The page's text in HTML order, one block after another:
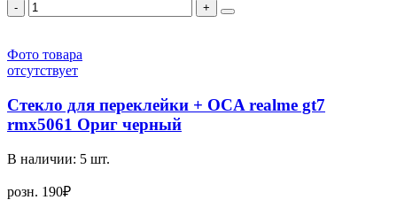
-
+
Фото товара
отсутствует
Стекло для переклейки + OCA realme gt7
rmx5061 Ориг черный
В наличии: 5 шт.
розн. 190₽